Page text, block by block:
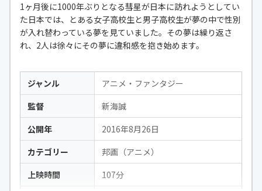
1ヶ月後に1000年ぶりとなる彗星が日本に訪れようとしてい
た日本では、とある女子高校生と男子高校生が夢の中で性別
が入れ替わっている夢を見ていました。その夢は繰り返さ
れ、2人は徐々にその夢に違和感を抱き始めます。
ジャンル
アニメ・ファンタジー
監督
新海誠
公開年
2016年8月26日
カテゴリー
邦画（アニメ）
上映時間
107分